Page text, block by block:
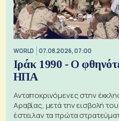
WORLD 07.08.2026, 07:00
Ιράκ 1990 - Ο
ΗΠΑ
Ανταποκρινόμενες στην
Αραβίας, μετά την εισβολή
έστειλαν τα πρώτα